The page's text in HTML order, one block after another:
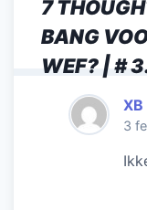
o
o
k
7
BANG
WEF? | #
XB
3